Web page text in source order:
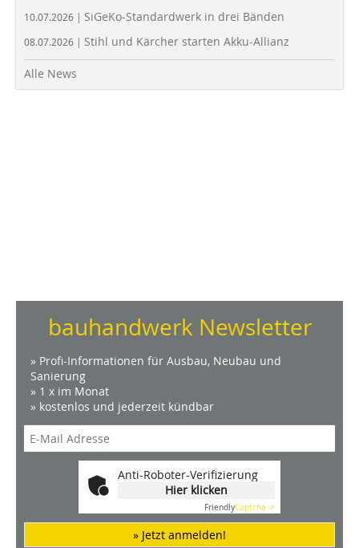
10.07.2026 | SiGeKo-Standardwerk in drei Bänden
08.07.2026 | Stihl und Kärcher starten Akku-Allianz
Alle News
bauhandwerk Newsletter
» Profi-Informationen für Ausbau, Neubau und
Sanierung
» 1 x im Monat
» kostenlos und jederzeit kündbar
Anti-Roboter-Verifizierung
Hier klicken
FriendlyCaptcha ⇗
» Jetzt anmelden!